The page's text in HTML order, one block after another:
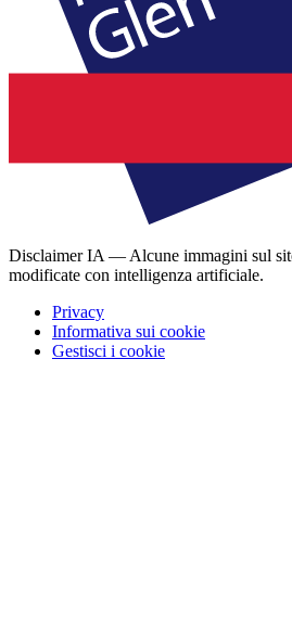
Disclaimer IA — Alcune immagini sul
modificate con intelligenza artificiale.
Privacy
Informativa sui cookie
Gestisci i cookie